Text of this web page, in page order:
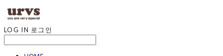
LOG IN 로그인